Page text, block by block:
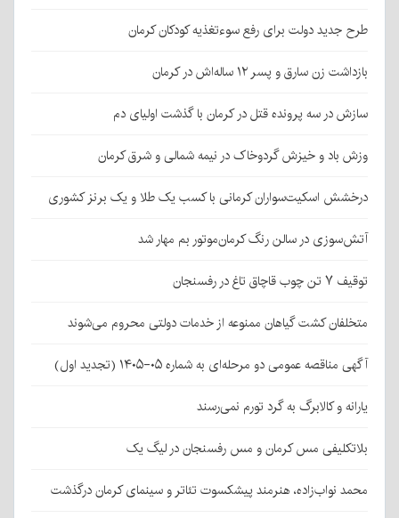
طرح جدید دولت برای رفع سوءتغذیه کودکان کرمان
بازداشت زن سارق و پسر ۱۲ ساله‌اش در کرمان
سازش در سه پرونده قتل در کرمان با گذشت اولیای دم
وزش باد و خیزش گردوخاک در نیمه شمالی و شرق کرمان
درخشش اسکیت‌سواران کرمانی با کسب یک طلا و یک برنز کشوری
آتش‌سوزی در سالن رنگ کرمان‌موتور بم مهار شد
توقیف ۷ تن چوب قاچاق تاغ در رفسنجان
متخلفان کشت گیاهان ممنوعه از خدمات دولتی محروم می‌شوند
آگهی مناقصه عمومی دو مرحله‌ای به شماره ۰۵-۱۴۰۵ (تجدید اول)
یارانه و کالابرگ به گرد تورم نمی‌رسند
بلاتکلیفی مس کرمان و مس رفسنجان در لیگ یک
محمد نواب‌زاده، هنرمند پیشکسوت تئاتر و سینمای کرمان درگذشت